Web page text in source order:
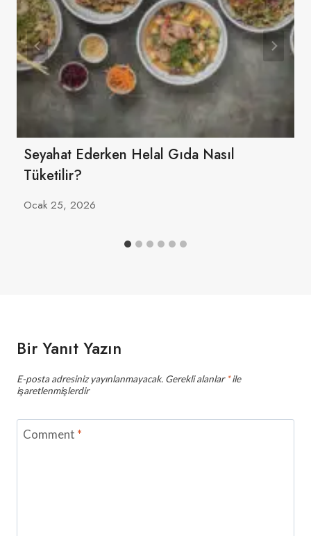
Seyahat Ederken Helal Gıda Nasıl
Tüketilir?
Ocak 25, 2026
Bir Yanıt Yazın
E-posta adresiniz yayınlanmayacak. Gerekli alanlar*ile
işaretlenmişlerdir
Comment *